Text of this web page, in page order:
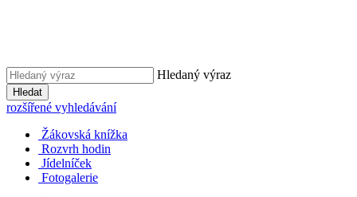
Hledaný výraz
Hledat
rozšířené vyhledávání
Žákovská knížka
Rozvrh hodin
Jídelníček
Fotogalerie